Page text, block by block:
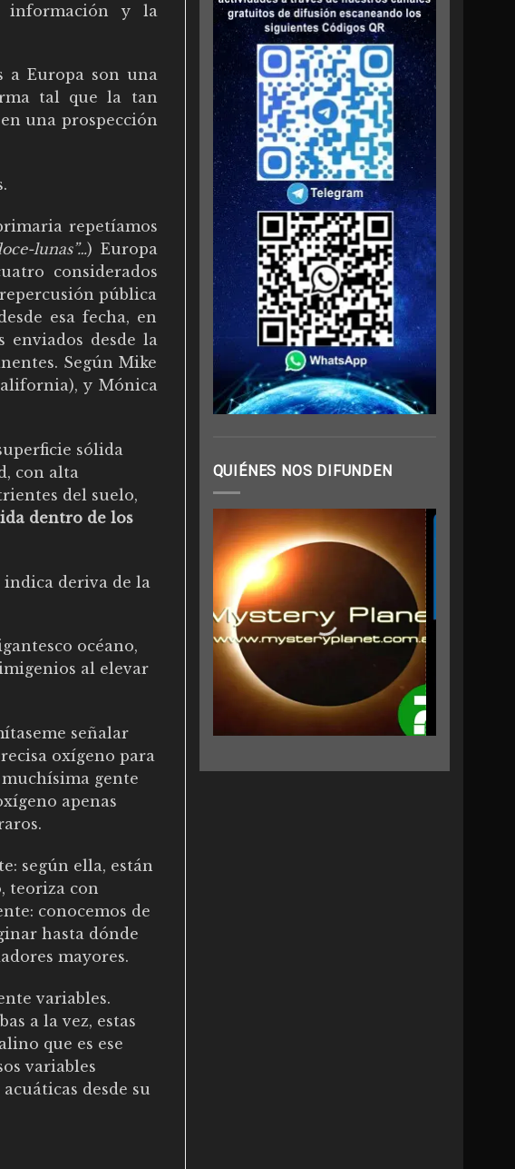
información y la
a Europa son una
tal que la tan
una prospección
repetíamos
lunas”…) Europa
considerados
pública
esa fecha, en
enviados desde la
Según Mike
y Mónica
sólida
con alta
del suelo,
dentro de los
indica deriva de la
océano,
al elevar
señalar
oxígeno para
gente
apenas
según ella, están
teoriza con
conocemos de
hasta dónde
mayores.
variables.
a la vez, estas
que es ese
variables
desde su
QUIÉNES NOS DIFUNDEN